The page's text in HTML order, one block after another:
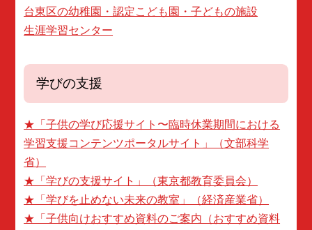
台東区の幼稚園・認定こども園・子どもの施設
生涯学習センター
学びの支援
★「子供の学び応援サイト〜臨時休業期間における
学習支援コンテンツポータルサイト」（文部科学
省）
★「学びの支援サイト」（東京都教育委員会）
★「学びを止めない未来の教室」（経済産業省）
★「子供向けおすすめ資料のご案内（おすすめ資料